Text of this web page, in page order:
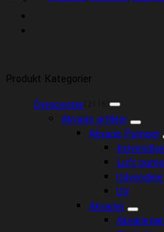
Produkt Kategorier
Dyrecenter
Akvarie artikler
Akvarie Pumper
Luft
UV
Akvarier